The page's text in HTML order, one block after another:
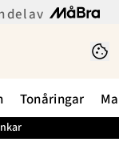
del av
Tonåringar